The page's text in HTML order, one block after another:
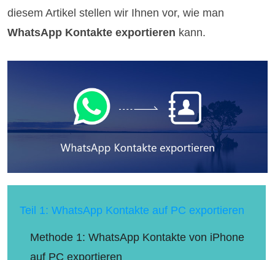
diesem Artikel stellen wir Ihnen vor, wie man
WhatsApp Kontakte exportieren kann.
Teil 1: WhatsApp Kontakte auf PC exportieren
Methode 1: WhatsApp Kontakte von iPhone
auf PC exportieren